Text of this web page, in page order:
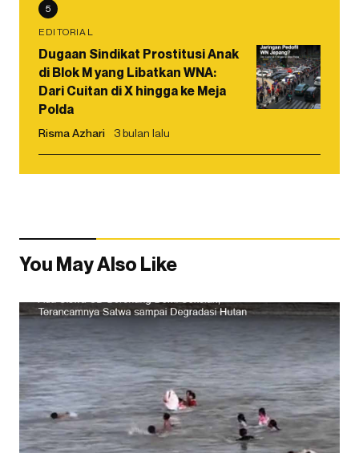
5
EDITORIAL
Dugaan Sindikat Prostitusi Anak
di Blok M yang Libatkan WNA:
Dari Cuitan di X hingga ke Meja
Polda
Risma Azhari 3 bulan lalu
You May Also Like